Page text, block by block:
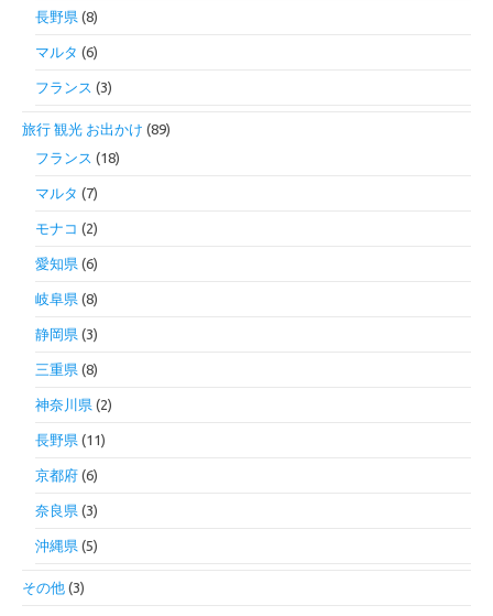
長野県 (8)
マルタ (6)
フランス (3)
旅行 観光 お出かけ (89)
フランス (18)
マルタ (7)
モナコ (2)
愛知県 (6)
岐阜県 (8)
静岡県 (3)
三重県 (8)
神奈川県 (2)
長野県 (11)
京都府 (6)
奈良県 (3)
沖縄県 (5)
その他 (3)